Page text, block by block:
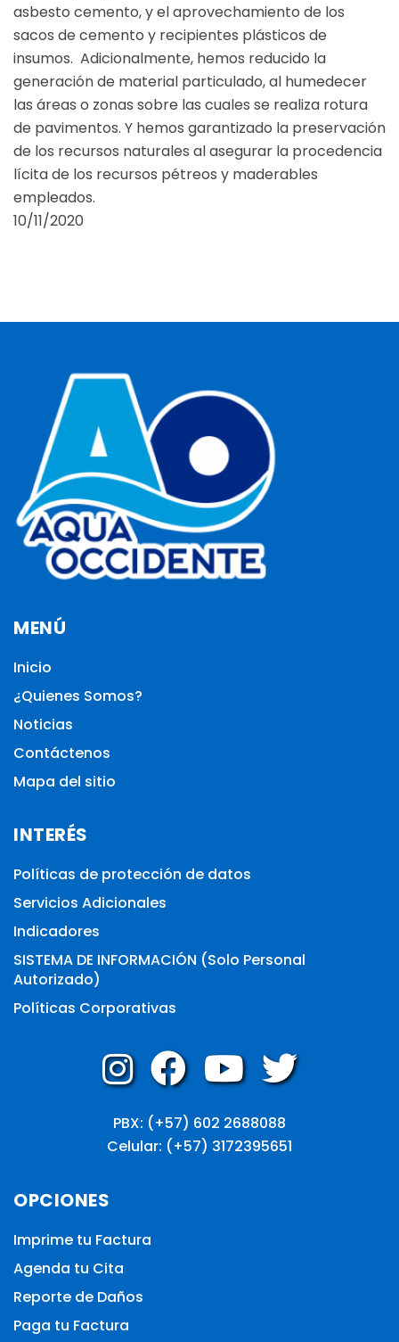
asbesto cemento, y el aprovechamiento de los
sacos de cemento y recipientes plásticos de
insumos. Adicionalmente, hemos reducido la
generación de material particulado, al humedecer
las áreas o zonas sobre las cuales se realiza rotura
de pavimentos. Y hemos garantizado la preservación
de los recursos naturales al asegurar la procedencia
lícita de los recursos pétreos y maderables
empleados.
10/11/2020
MENÚ
Inicio
¿Quienes Somos?
Noticias
Contáctenos
Mapa del sitio
INTERÉS
Políticas de protección de datos
Servicios Adicionales
Indicadores
SISTEMA DE INFORMACIÓN (Solo Personal
Autorizado)
Políticas Corporativas
PBX: (+57) 602 2688088
Celular: (+57) 3172395651
OPCIONES
Imprime tu Factura
Agenda tu Cita
Reporte de Daños
Paga tu Factura